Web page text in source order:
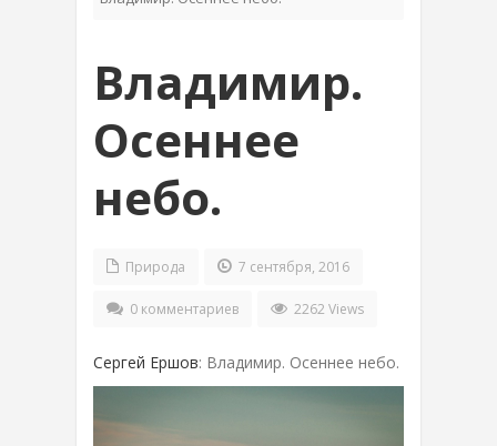
Владимир.
Осеннее
небо.
Природа 7 сентября, 2016
0 комментариев 2262 Views
Сергей Ершов: Владимир. Осеннее небо.